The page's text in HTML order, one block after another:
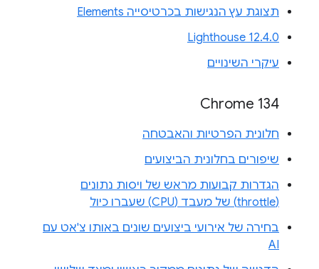
תצוגת עץ הנגישות בכרטיסייה Elements
Lighthouse 12.4.0
עיקרי השינויים
Chrome 134
חלונית הפרטיות והאבטחה
שיפורים בחלונית הביצועים
הגדרות קבועות מראש של ויסות נתונים
(throttle) של מעבד (CPU) שעברו כיול
בחירה של אירועי ביצועים שונים באותו צ'אט עם
AI